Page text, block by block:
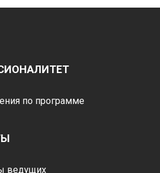
по программе
ведущих